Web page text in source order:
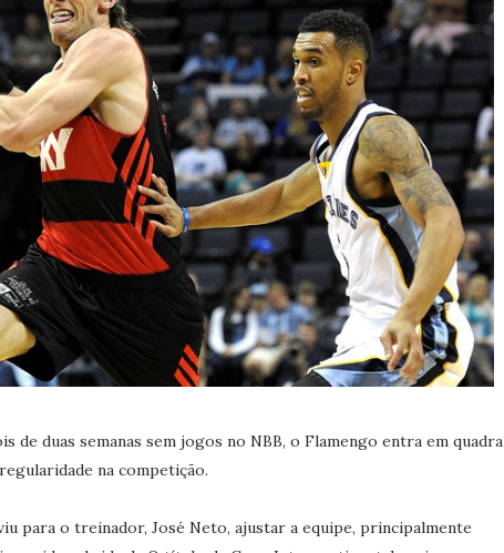
de duas semanas sem jogos no NBB, o Flamengo entra em quadra
na competição.
para o treinador, José Neto, ajustar a equipe, principalmente